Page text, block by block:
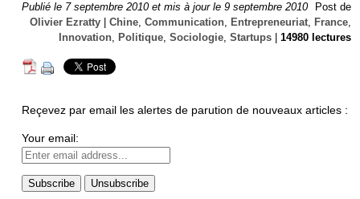
Publié le 7 septembre 2010 et mis à jour le 9 septembre 2010
Post de
Olivier Ezratty
Chine Communication Entrepreneuriat France
Innovation
Politique Sociologie Startups 14980 lectures
Reçevez par email les alertes de parution de nouveaux articles :
Your email: